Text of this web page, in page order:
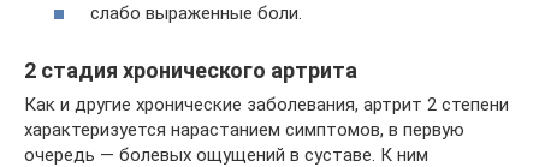
слабо выраженные боли.
2 стадия хронического артрита
Как и другие хронические заболевания, артрит 2 степени
характеризуется нарастанием симптомов, в первую
очередь — болевых ощущений в суставе. К ним